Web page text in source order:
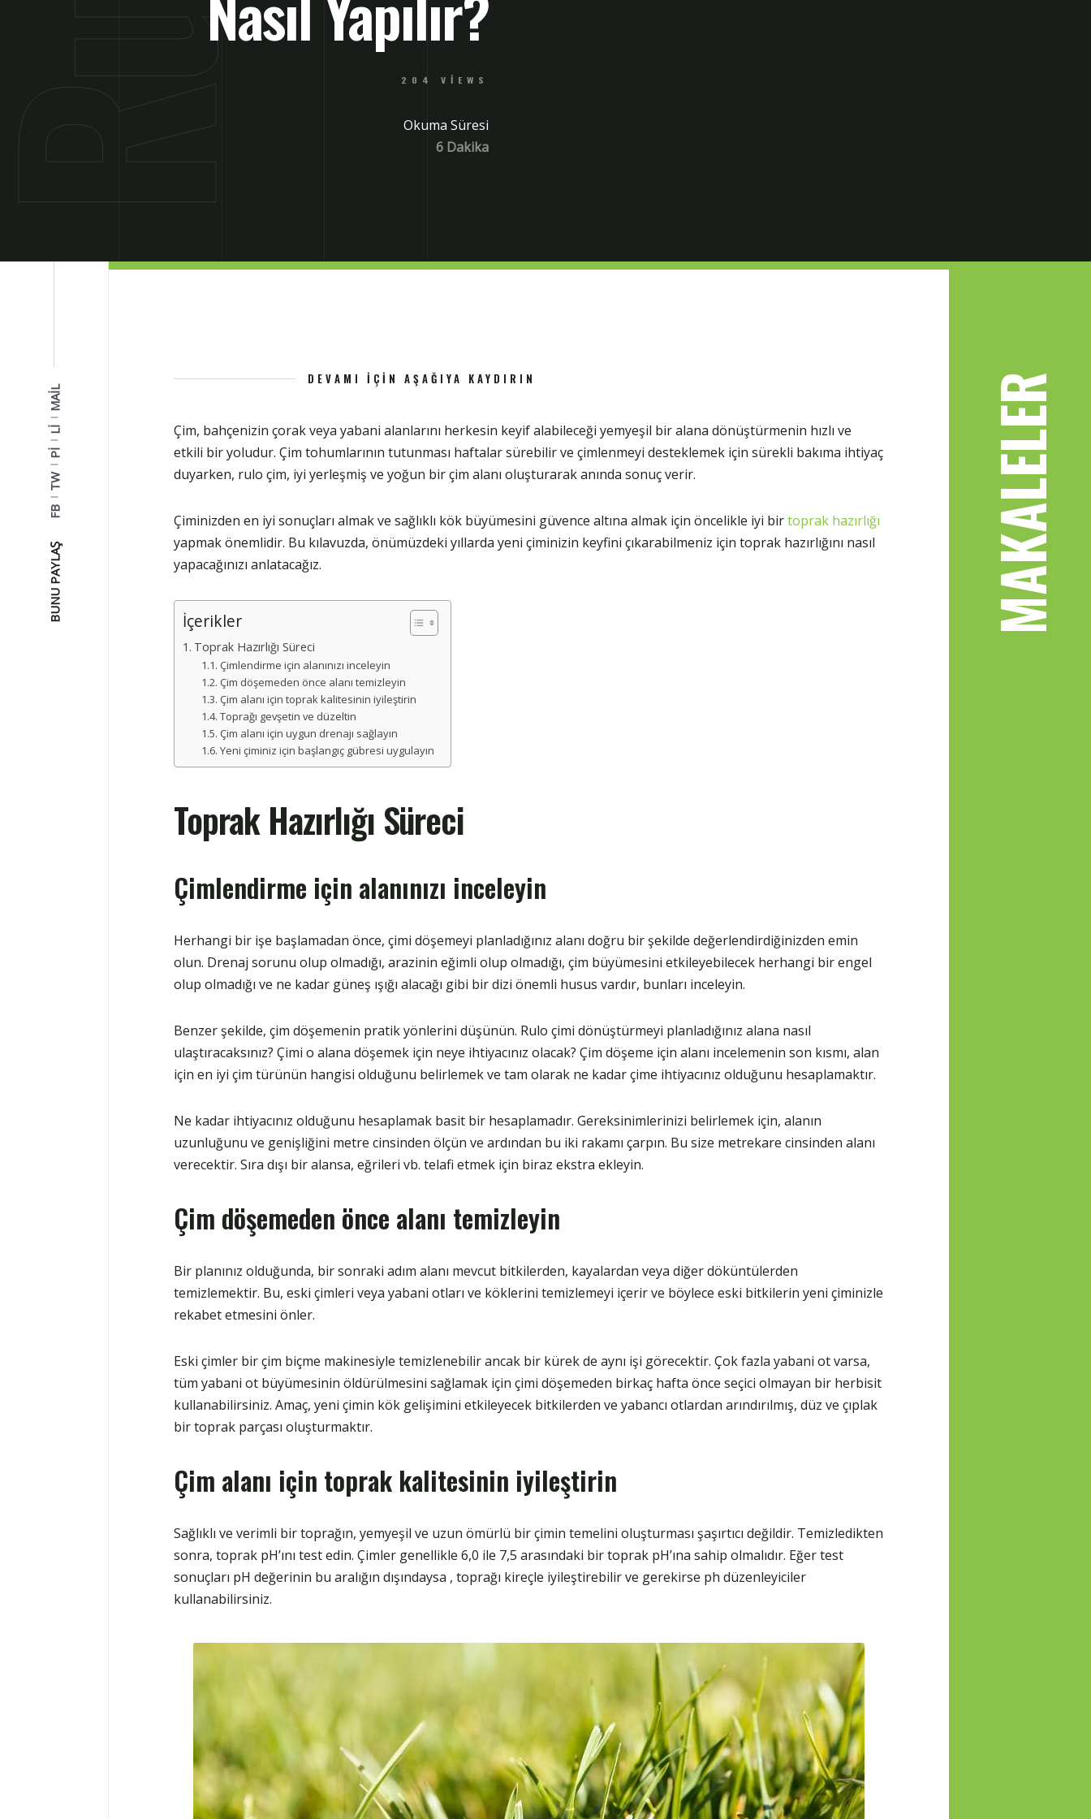
204 VIEWS
Okuma Süresi
6 Dakika
BUNU PAYLAŞ
FB
TW
PI
LI
MAIL
DEVAMI İÇIN AŞAĞIYA KAYDIRIN
Çim, bahçenizin çorak veya yabani alanlarını herkesin keyif alabileceği yemyeşil bir alana dönüştürmenin hızlı ve
etkili bir yoludur. Çim tohumlarının tutunması haftalar sürebilir ve çimlenmeyi desteklemek için sürekli bakıma ihtiyaç
duyarken, rulo çim, iyi yerleşmiş ve yoğun bir çim alanı oluşturarak anında sonuç verir.
Çiminizden en iyi sonuçları almak ve sağlıklı kök büyümesini güvence altına almak için öncelikle iyi birtoprak hazırlığı
yapmak önemlidir. Bu kılavuzda, önümüzdeki yıllarda yeni çiminizin keyfini çıkarabilmeniz için toprak hazırlığını nasıl
yapacağınızı anlatacağız.
İçerikler
Toprak Hazırlığı Süreci
Çimlendirme için alanınızı inceleyin
Çim döşemeden önce alanı temizleyin
Çim alanı için toprak kalitesinin iyileştirin
Toprağı gevşetin ve düzeltin
Çim alanı için uygun drenajı sağlayın
Yeni çiminiz için başlangıç ​​gübresi uygulayın
Toprak Hazırlığı Süreci
Çimlendirme için alanınızı inceleyin
Herhangi bir işe başlamadan önce, çimi döşemeyi planladığınız alanı doğru bir şekilde değerlendirdiğinizden emin
olun. Drenaj sorunu olup olmadığı, arazinin eğimli olup olmadığı, çim büyümesini etkileyebilecek herhangi bir engel
olup olmadığı ve ne kadar güneş ışığı alacağı gibi bir dizi önemli husus vardır, bunları inceleyin.
Benzer şekilde, çim döşemenin pratik yönlerini düşünün. Rulo çimi dönüştürmeyi planladığınız alana nasıl
ulaştıracaksınız? Çimi o alana döşemek için neye ihtiyacınız olacak? Çim döşeme için alanı incelemenin son kısmı, alan
için en iyi çim türünün hangisi olduğunu belirlemek ve tam olarak ne kadar çime ihtiyacınız olduğunu hesaplamaktır.
Ne kadar ihtiyacınız olduğunu hesaplamak basit bir hesaplamadır. Gereksinimlerinizi belirlemek için, alanın
uzunluğunu ve genişliğini metre cinsinden ölçün ve ardından bu iki rakamı çarpın. Bu size metrekare cinsinden alanı
verecektir. Sıra dışı bir alansa, eğrileri vb. telafi etmek için biraz ekstra ekleyin.
Çim döşemeden önce alanı temizleyin
Bir planınız olduğunda, bir sonraki adım alanı mevcut bitkilerden, kayalardan veya diğer döküntülerden
temizlemektir. Bu, eski çimleri veya yabani otları ve köklerini temizlemeyi içerir ve böylece eski bitkilerin yeni çiminizle
rekabet etmesini önler.
Eski çimler bir çim biçme makinesiyle temizlenebilir ancak bir kürek de aynı işi görecektir. Çok fazla yabani ot varsa,
tüm yabani ot büyümesinin öldürülmesini sağlamak için çimi döşemeden birkaç hafta önce seçici olmayan bir herbisit
kullanabilirsiniz. Amaç, yeni çimin kök gelişimini etkileyecek bitkilerden ve yabancı otlardan arındırılmış, düz ve çıplak
bir toprak parçası oluşturmaktır.
Çim alanı için toprak kalitesinin iyileştirin
Sağlıklı ve verimli bir toprağın, yemyeşil ve uzun ömürlü bir çimin temelini oluşturması şaşırtıcı değildir. Temizledikten
sonra, toprak pH’ını test edin. Çimler genellikle 6,0 ile 7,5 arasındaki bir toprak pH’ına sahip olmalıdır. Eğer test
sonuçları pH değerinin bu aralığın dışındaysa , toprağı kireçle iyileştirebilir ve gerekirse ph düzenleyiciler
kullanabilirsiniz.
MAKALELER